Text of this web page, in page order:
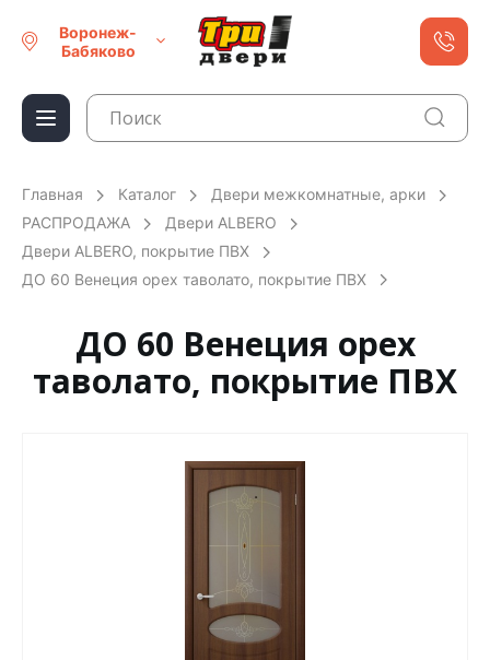
Воронеж-
Бабяково
Главная Каталог
Двери межкомнатные, арки
РАСПРОДАЖА
Двери ALBERO
Двери ALBERO, покрытие ПВХ
ДО 60 Венеция орех таволато, покрытие ПВХ
ДО 60 Венеция орех
таволато, покрытие ПВХ